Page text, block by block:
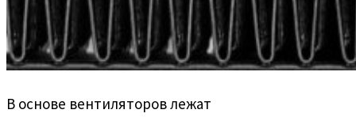
В основе вентиляторов лежат